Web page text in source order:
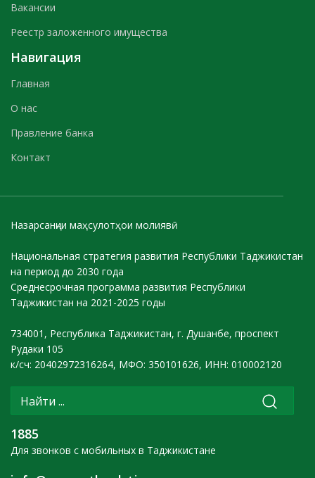
Вакансии
Реестр заложенного имущества
Навигация
Главная
О нас
Правление банка
Контакт
Назарсанҷии маҳсулотҳои молиявӣ
Национальная стратегия развития Республики Таджикистан
на период до 2030 года
Среднесрочная программа развития Республики
Таджикистан на 2021-2025 годы
734001, Республика Таджикистан, г. Душанбе, проспект
Рудаки 105
к/сч: 20402972316264, МФО: 350101626, ИНН: 010002120
1885
Для звонков с мобильных в Таджикистане